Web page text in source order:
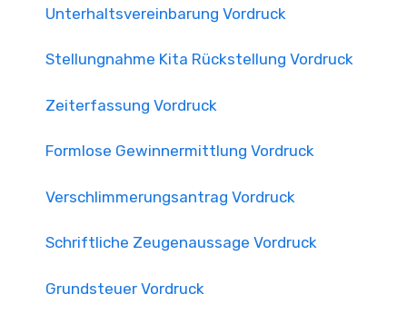
Unterhaltsvereinbarung Vordruck
Stellungnahme Kita Rückstellung Vordruck
Zeiterfassung Vordruck
Formlose Gewinnermittlung Vordruck
Verschlimmerungsantrag Vordruck
Schriftliche Zeugenaussage Vordruck
Grundsteuer Vordruck